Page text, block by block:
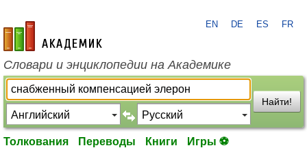
academic.ru
EN DE ES FR
Словари и энциклопедии на Академике
Найти!
Толкования Переводы Книги Игры ⚽